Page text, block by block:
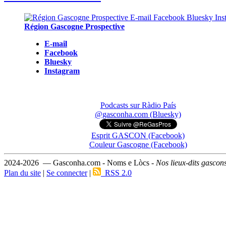
Région Gascogne Prospective
E-mail
Facebook
Bluesky
Instagram
Podcasts sur Ràdio País
@gasconha.com (Bluesky)
Esprit GASCON (Facebook)
Couleur Gascogne (Facebook)
2024-2026 — Gasconha.com - Noms e Lòcs - Nos lieux-dits
Plan du site | Se connecter| RSS 2.0